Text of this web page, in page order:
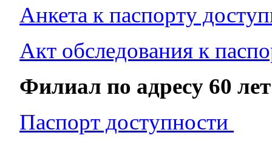
Анкета к паспорту
Акт обследования к
Филиал по адресу 60
Паспорт доступности